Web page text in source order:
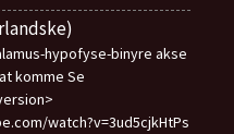
hypofyse-binyre akse
komme Se
watch?v=3ud5cjkHtPs